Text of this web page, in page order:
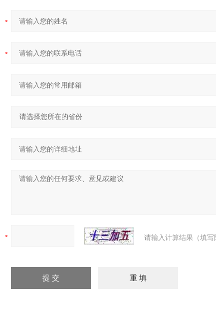
请输入计算结果（填